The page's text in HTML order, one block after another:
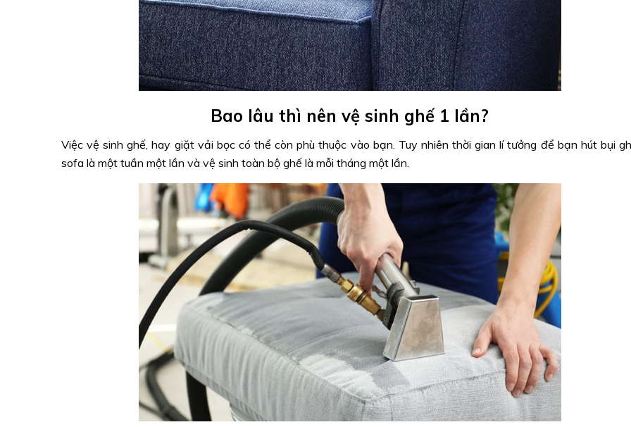
Bao lâu thì nên vệ sinh ghế 1 lần?
Việc vệ sinh ghế, hay giặt vải bọc có thể còn phù thuộc vào bạn. Tuy nhiên thời gian lí tưởng để bạn hút bụi
sofa là một tuần một lần và vệ sinh toàn bộ ghế là mỗi tháng một lần.